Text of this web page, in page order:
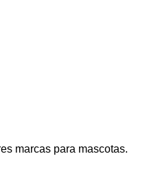
marcas para mascotas.